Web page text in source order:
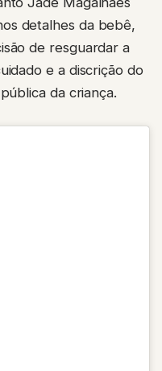
detalhes da bebê,
de resguardar a
e a discrição do
da criança.